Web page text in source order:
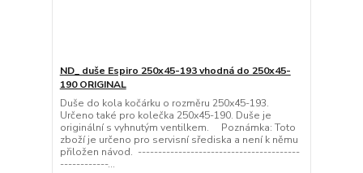
ND_ duše Espiro 250x45-193 vhodná do 250x45-
190 ORIGINAL
Duše do kola kočárku o rozměru 250x45-193.
Určeno také pro kolečka 250x45-190. Duše je
originální s vyhnutým ventilkem. Poznámka: Toto
zboží je určeno pro servisní sřediska a není k němu
přiložen návod. ----------------------------------------
------------...